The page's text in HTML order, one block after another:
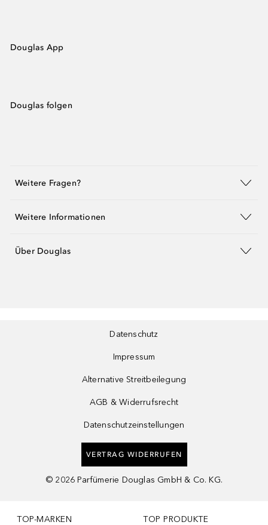
Douglas App
Douglas folgen
Weitere Fragen?
Weitere Informationen
Über Douglas
Datenschutz
Impressum
Alternative Streitbeilegung
AGB & Widerrufsrecht
Datenschutzeinstellungen
VERTRAG WIDERRUFEN
© 2026 Parfümerie Douglas GmbH & Co. KG.
TOP-MARKEN TOP PRODUKTE